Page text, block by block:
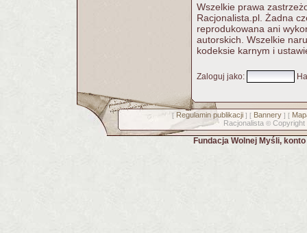
Wszelkie prawa
Racjonalista.pl. Żadna
reprodukowana ani
autorskich. Wszelkie
kodeksie karnym i
Zaloguj jako:
[ Regulamin publikacji] [ Bannery] [
Racjonalista © Copyright
Fundacja Wolnej Myśli,